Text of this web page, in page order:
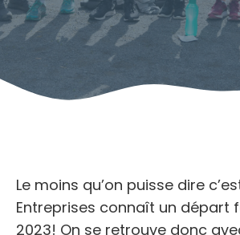
Le moins qu’on puisse dire
Entreprises connaît un départ
2023! On se retrouve donc